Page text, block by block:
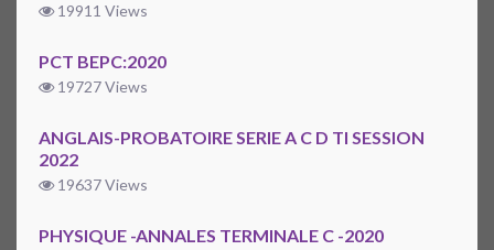
19911 Views
PCT BEPC:2020
19727 Views
ANGLAIS-PROBATOIRE SERIE A C D TI SESSION
2022
19637 Views
PHYSIQUE -ANNALES TERMINALE C -2020